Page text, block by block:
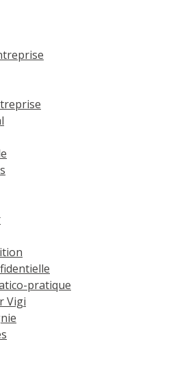
pratique
Vigi